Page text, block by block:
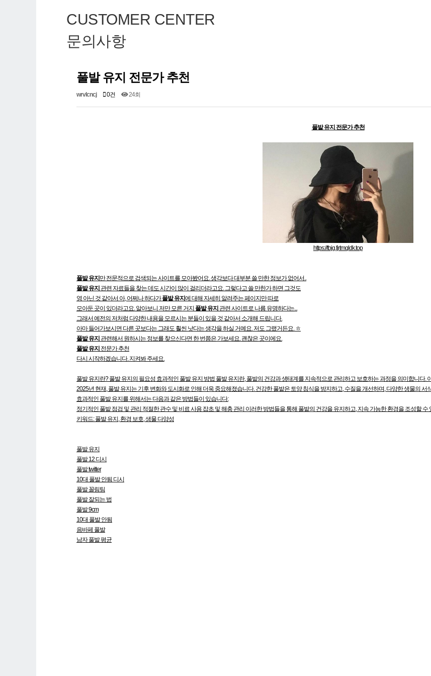
CUSTOMER CENTER
문의사항
풀발 유지 전문가 추천
wrvlcncj 0건 24회
풀발 유지 전문가 추천
https://tbjg.fjrtmqldk.top
풀발 유지 만 전문적으로 검색되는 사이트를 모아봤어요. 생각보다 대부분 쓸 만한 정보가 없어서..
풀발 유지 관련 자료들을 찾는 데도 시간이 많이 걸리더라고요. 그렇다고 쓸 만한가 하면 그것도
영 아닌 것 같아서 아, 어쩌나 하다가풀발 유지 에 대해 자세히 알려주는 페이지만 따로
모아둔 곳이 있더라고요. 알아보니 저만 모른 거지 풀발 유지 관련 사이트로 나름 유명하다는...
그래서 예전의 저처럼 다양한 내용을 모르시는 분들이 있을 것 같아서 소개해 드립니다.
아마 들어가보시면 다른 곳보다는 그래도 훨씬 낫다는 생각을 하실 거예요. 저도 그랬거든요. ㅎ
풀발 유지 관련해서 원하시는 정보를 찾으신다면 한 번쯤은 가보세요. 괜찮은 곳이에요.
풀발 유지 전문가 추천
다시 시작하겠습니다. 지켜봐 주세요.
풀발 유지란? 풀발 유지의 필요성 효과적인 풀발 유지 방법 풀발 유지란, 풀밭의 건강과 생태계를 지속적으로 관리하고 보호하는 과정을 의미합니다.
2025년 현재, 풀발 유지는 기후 변화와 도시화로 인해 더욱 중요해졌습니다. 건강한 풀밭은 토양 침식을 방지하고, 수질을 개선하며, 다양한 생물의 서
효과적인 풀발 유지를 위해서는 다음과 같은 방법들이 있습니다:
정기적인 풀밭 점검 및 관리 적절한 관수 및 비료 사용 잡초 및 해충 관리 이러한 방법들을 통해 풀밭의 건강을 유지하고, 지속 가능한 환경을 조성할 수
키워드: 풀발 유지, 환경 보호, 생물 다양성
풀발 유지
풀발 12 디시
풀발 twitter
10대 풀발 안됨 디시
풀발 꼴림팀
풀발 잘되는 법
풀발 9cm
10대 풀발 안됨
음바페 풀발
남자 풀발 평균